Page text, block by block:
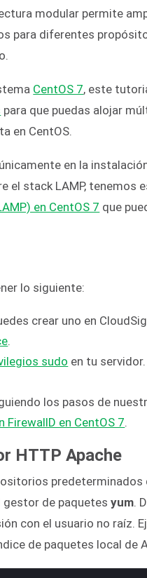
modular permite
para diferentes
CentOS 7, este
para que puedas alojar
en CentOS.
en la
el stack LAMP, tenemos
en CentOS 7 que
lo siguiente:
crear uno en
.
sudo en tu
los pasos de
en CentOS 7.
HTTP Apache
predeterminados
gestor de paquetesyum.
con el usuario no raíz.
de paquetes local de